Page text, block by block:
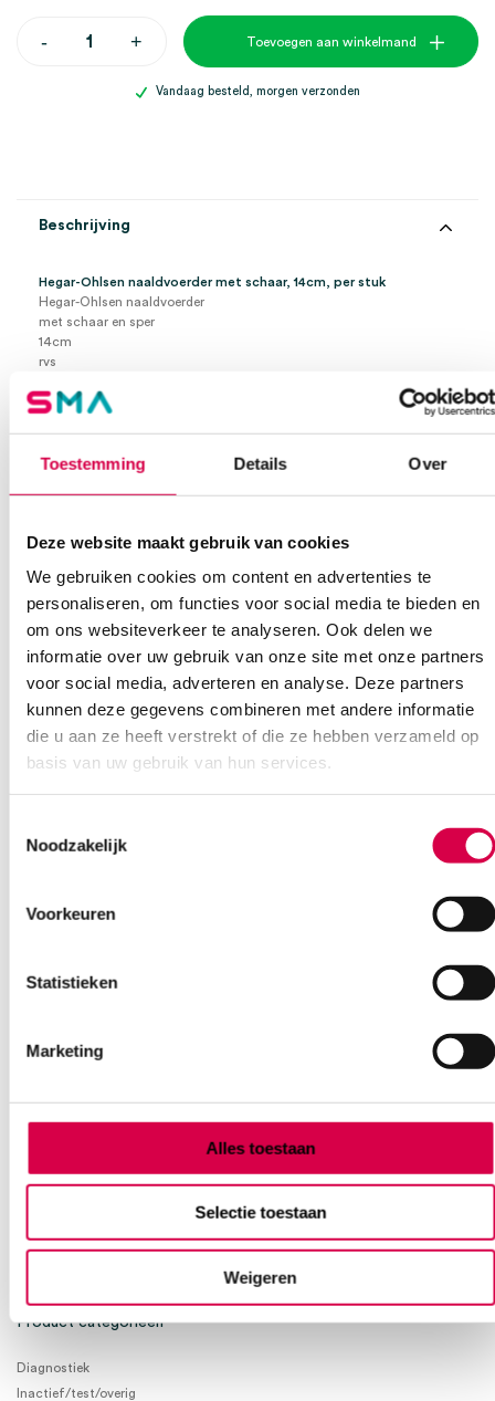
Toestemming Details Over
Deze website maakt gebruik van cookies
We gebruiken cookies om content en advertenties te
personaliseren, om functies voor social media te bieden en
om ons websiteverkeer te analyseren. Ook delen we
informatie over uw gebruik van onze site met onze partners
voor social media, adverteren en analyse. Deze partners
kunnen deze gegevens combineren met andere informatie
die u aan ze heeft verstrekt of die ze hebben verzameld op
basis van uw gebruik van hun services.
Noodzakelijk
Voorkeuren
Statistieken
Marketing
Alles toestaan
Selectie toestaan
Weigeren
-Hegar-
+ Toevoegen aan winkelmand
Vandaag besteld, morgen verzonden
Beschrijving
Hegar-Ohlsen naaldvoerder met schaar, 14cm, per stuk
Hegar-Ohlsen naaldvoerder
met schaar en sper
14cm
rvs
Extra informatie
Steriel onsteriel
Beoordelingen (0)
Er zijn nog geen beoordelingen.
Wees de eerste om “Hegar-Ohlsen naaldvoerder met schaar,
14cm (1)” te beoordelen
Je moetingelogd zijnom een beoordeling te plaatsen.
Op voorraad? Vandaag besteld, vandaag verzonden
Geen klein order toeslag vanaf €75 bestelwaarde
We scoren een gemiddelde van 7.7! (10 beoordelingen)
Onze klantenservice is bereikbaar van maandag t/m vrijdag van
Product categorieën
Diagnostiek
Inactief/test/overig